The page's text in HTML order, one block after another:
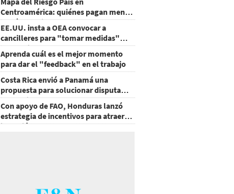
Centroamérica: quiénes pagan menos
y cuáles mejoraron
EE.UU. insta a OEA convocar a
cancilleres para "tomar medidas"
sobre Nicaragua
Aprenda cuál es el mejor momento
para dar el "feedback" en el trabajo
Costa Rica envió a Panamá una
propuesta para solucionar disputa
comercial
Con apoyo de FAO, Honduras lanzó
estrategia de incentivos para atraer
inversión al agro